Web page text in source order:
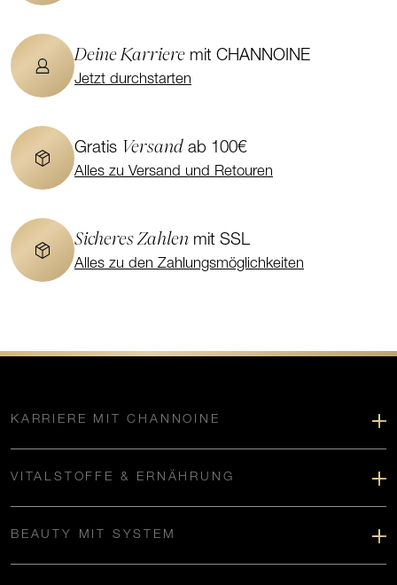
Deine Karriere mit CHANNOINE
Jetzt durchstarten
Gratis Versand ab 100€
Alles zu Versand und Retouren
Sicheres Zahlen mit SSL
Alles zu den Zahlungsmöglichkeiten
KARRIERE MIT CHANNOINE
VITALSTOFFE & ERNÄHRUNG
BEAUTY MIT SYSTEM